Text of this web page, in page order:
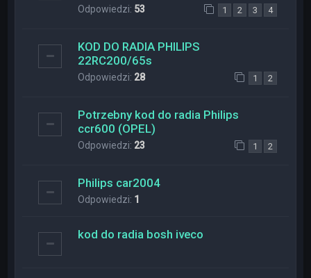
Odpowiedzi: 53 1 2 3 4
KOD DO RADIA PHILIPS
22RC200/65s
Odpowiedzi: 28 1 2
Potrzebny kod do radia Philips
ccr600 (OPEL)
Odpowiedzi: 23 1 2
Philips car2004
Odpowiedzi: 1
kod do radia bosh iveco